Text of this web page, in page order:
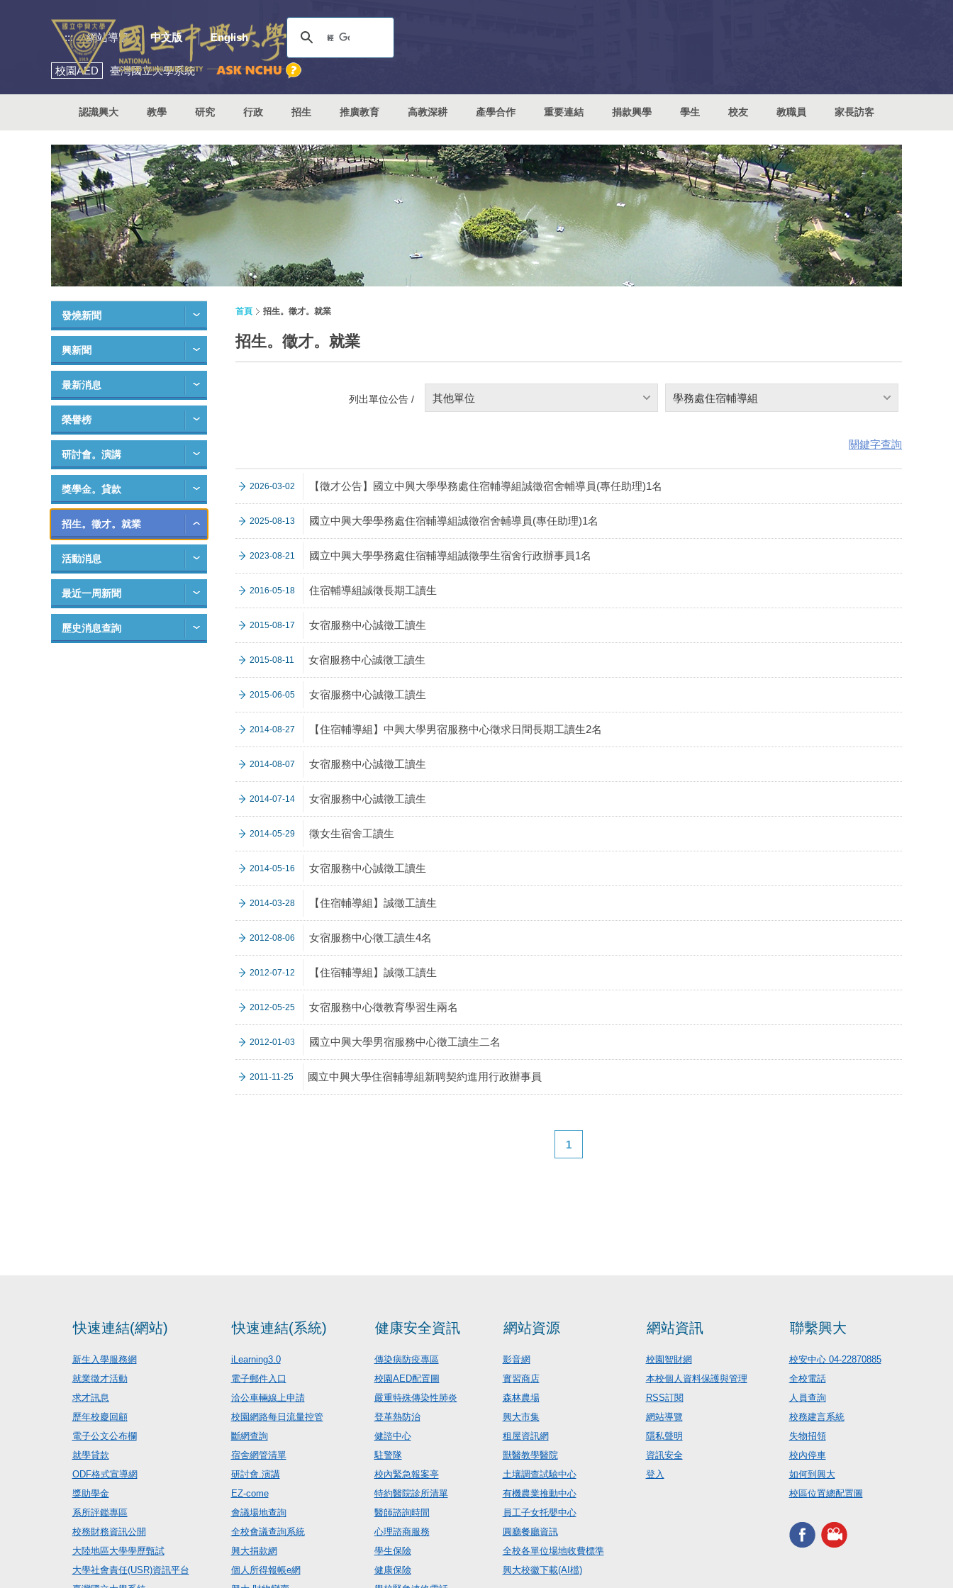
::: 網站導覽 中文版 English
校園AED 臺灣國立大學系統
認識興大 教學 研究 行政 招生 推廣教育 高教深耕 產學合作 重要連結 捐款興學 學生 校友 教職員 家長訪客
發燒新聞
興新聞
最新消息
榮譽榜
研討會。演講
獎學金。貸款
招生。徵才。就業
活動消息
最近一周新聞
歷史消息查詢
首頁 招生。徵才。就業
招生。徵才。就業
列出單位公告 / 其他單位 學務處住宿輔導組
關鍵字查詢
2026-03-02 【徵才公告】國立中興大學學務處住宿輔導組誠徵宿舍輔導員(專任助理)1名
2025-08-13 國立中興大學學務處住宿輔導組誠徵宿舍輔導員(專任助理)1名
2023-08-21 國立中興大學學務處住宿輔導組誠徵學生宿舍行政辦事員1名
2016-05-18 住宿輔導組誠徵長期工讀生
2015-08-17 女宿服務中心誠徵工讀生
2015-08-11 女宿服務中心誠徵工讀生
2015-06-05 女宿服務中心誠徵工讀生
2014-08-27 【住宿輔導組】中興大學男宿服務中心徵求日間長期工讀生2名
2014-08-07 女宿服務中心誠徵工讀生
2014-07-14 女宿服務中心誠徵工讀生
2014-05-29 徵女生宿舍工讀生
2014-05-16 女宿服務中心誠徵工讀生
2014-03-28 【住宿輔導組】誠徵工讀生
2012-08-06 女宿服務中心徵工讀生4名
2012-07-12 【住宿輔導組】誠徵工讀生
2012-05-25 女宿服務中心徵教育學習生兩名
2012-01-03 國立中興大學男宿服務中心徵工讀生二名
2011-11-25 國立中興大學住宿輔導組新聘契約進用行政辦事員
1
快速連結(網站)
新生入學服務網
就業徵才活動
求才訊息
歷年校慶回顧
電子公文公布欄
就學貸款
ODF格式宣導網
獎助學金
系所評鑑專區
校務財務資訊公開
大陸地區大學學歷甄試
大學社會責任(USR)資訊平台
快速連結(系統)
iLearning3.0
電子郵件入口
洽公車輛線上申請
校園網路每日流量控管
斷網查詢
宿舍網管清單
研討會.演講
EZ-come
會議場地查詢
全校會議查詢系統
興大捐款網
個人所得報帳e網
健康安全資訊
傳染病防疫專區
校園AED配置圖
嚴重特殊傳染性肺炎
登革熱防治
健諮中心
駐警隊
校內緊急報案亭
特約醫院診所清單
醫師諮詢時間
心理諮商服務
學生保險
健康保險
網站資源
影音網
實習商店
森林農場
興大市集
租屋資訊網
獸醫教學醫院
土壤調查試驗中心
有機農業推動中心
員工子女托嬰中心
圓廳餐廳資訊
全校各單位場地收費標準
興大校徽下載(AI檔)
網站資訊
校園智財網
本校個人資料保護與管理
RSS訂閱
網站導覽
隱私聲明
資訊安全
登入
聯繫興大
校安中心 04-22870885
全校電話
人員查詢
校務建言系統
失物招領
校內停車
如何到興大
校區位置總配置圖